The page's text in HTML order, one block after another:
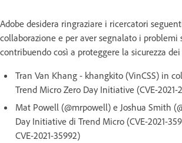
Adobe desidera ringraziare i ricercatori
collaborazione e per aver segnalato i problemi
contribuendo così a proteggere la sicurezza
Tran Van Khang - khangkito (VinCSS) in
Trend Micro Zero Day Initiative (CVE-2021-
Mat Powell (@mrpowell) e Joshua Smith
Day Initiative di Trend Micro (CVE-2021-
CVE-2021-35992)